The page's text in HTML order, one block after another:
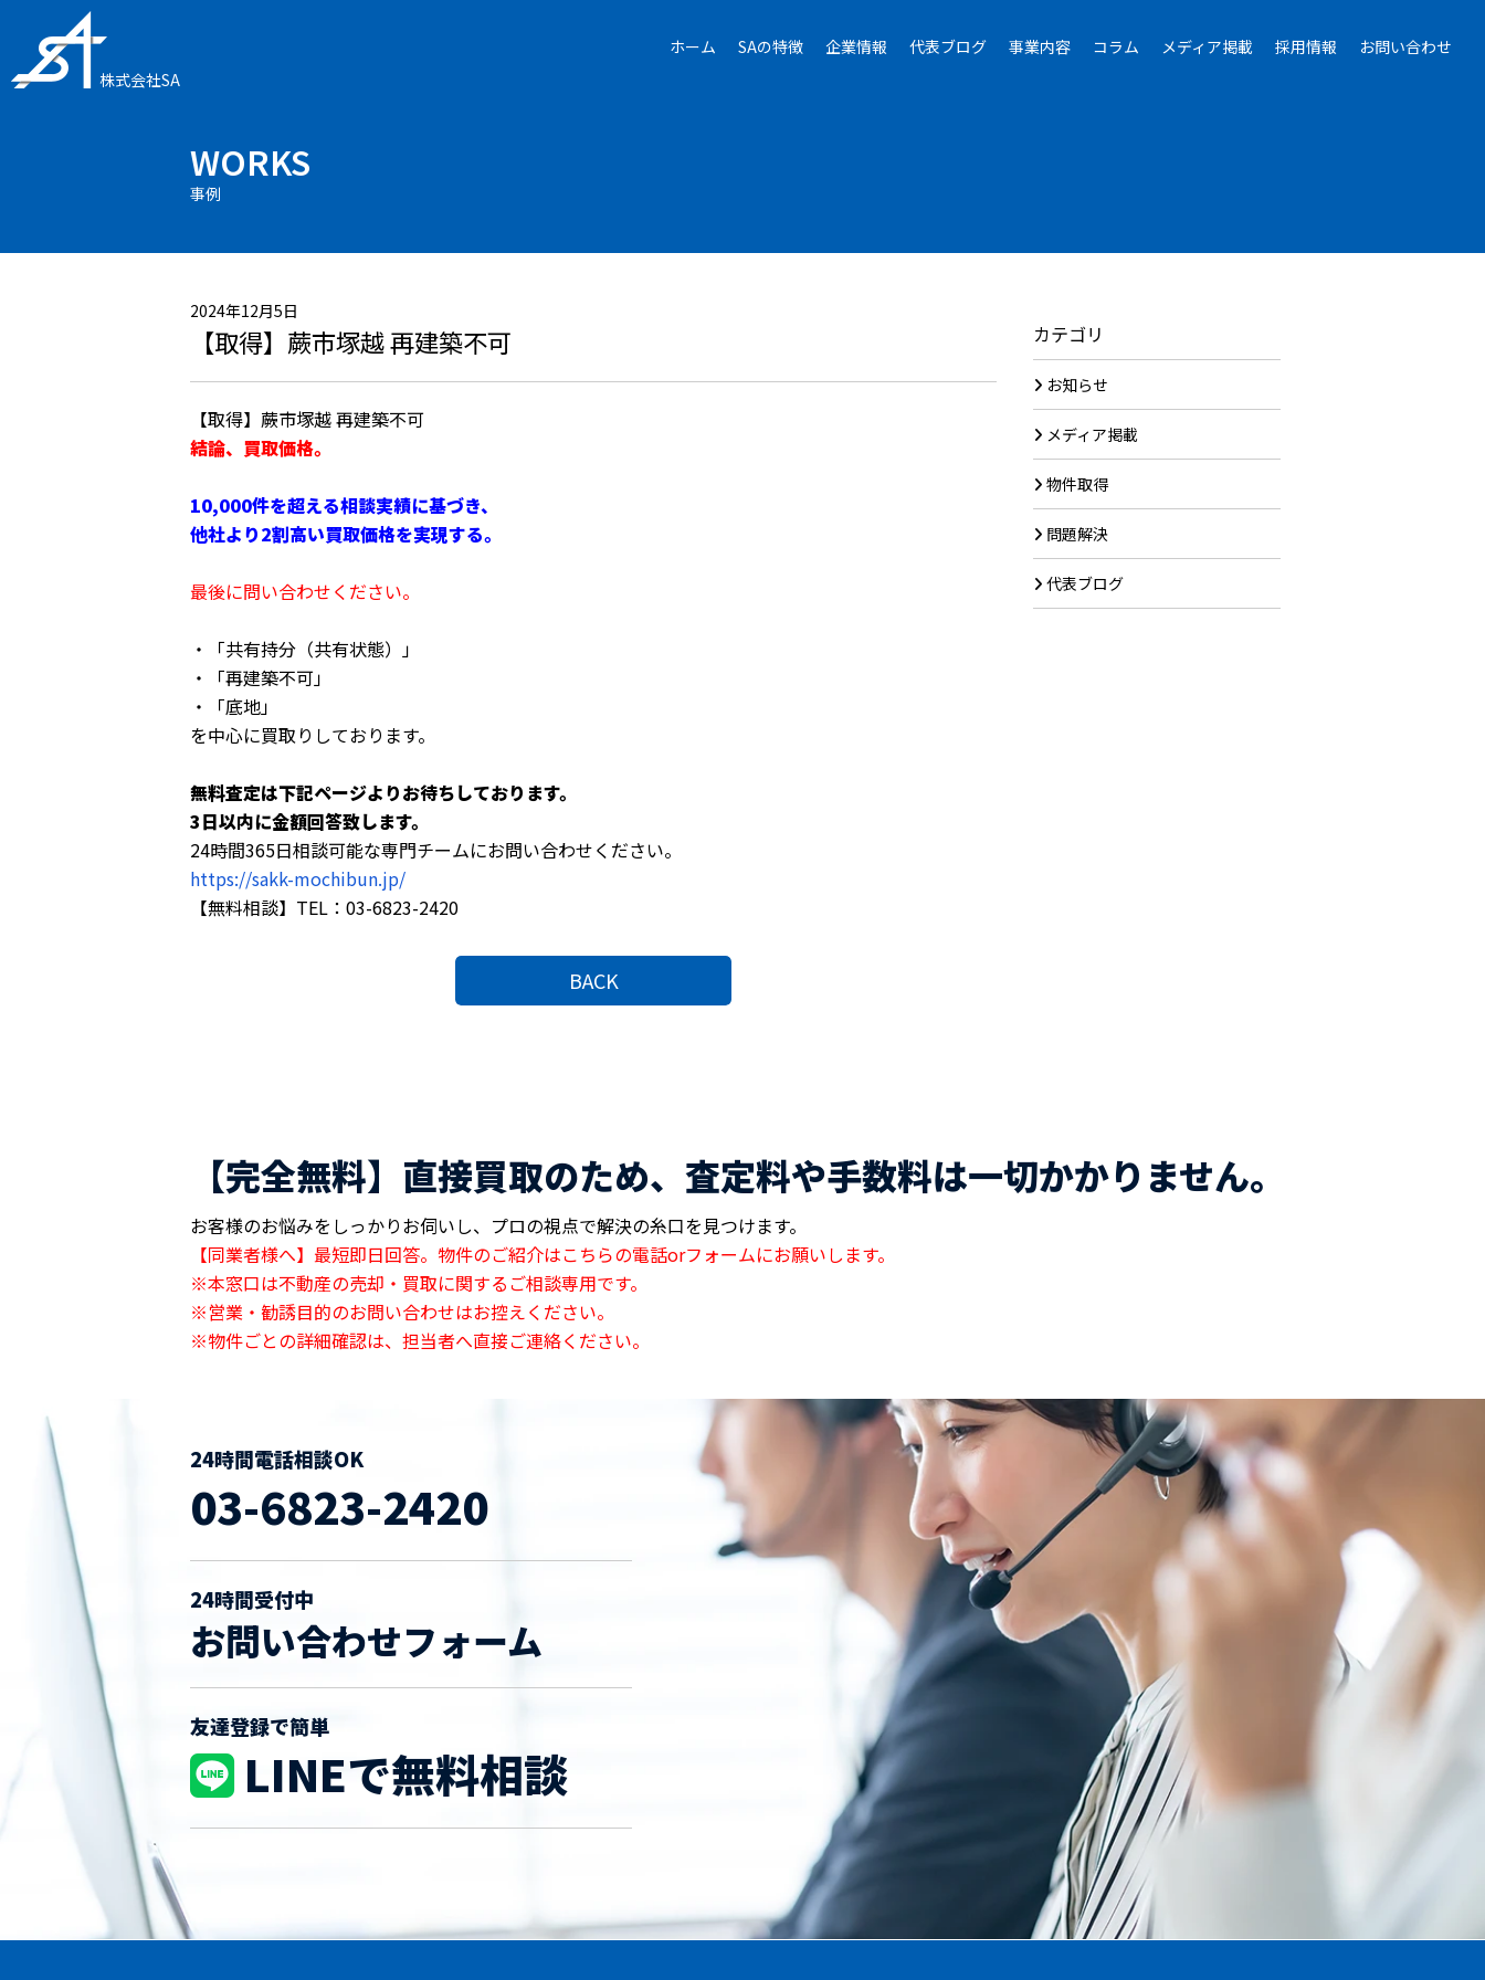
株式会社SA
ホーム SAの特徴 企業情報 代表ブログ 事業内容 コラム メディア掲載 採用情報 お問い合わせ
WORKS
事例
2024年12月5日
【取得】蕨市塚越 再建築不可
【取得】蕨市塚越 再建築不可
結論、買取価格。
10,000件を超える相談実績に基づき、
他社より2割高い買取価格を実現する。
最後に問い合わせください。
・「共有持分（共有状態）」
・「再建築不可」
・「底地」
を中心に買取りしております。
無料査定は下記ページよりお待ちしております。
3日以内に金額回答致します。
24時間365日相談可能な専門チームにお問い合わせください。
https://sakk-mochibun.jp/
【無料相談】TEL：03-6823-2420
BACK
カテゴリ
お知らせ
メディア掲載
物件取得
問題解決
代表ブログ
【完全無料】直接買取のため、査定料や手数料は一切かかりません。
お客様のお悩みをしっかりお伺いし、プロの視点で解決の糸口を見つけます。
【同業者様へ】最短即日回答。物件のご紹介はこちらの電話orフォームにお願いします。
※本窓口は不動産の売却・買取に関するご相談専用です。
※営業・勧誘目的のお問い合わせはお控えください。
※物件ごとの詳細確認は、担当者へ直接ご連絡ください。
24時間電話相談OK
03-6823-2420
24時間受付中
お問い合わせフォーム
友達登録で簡単
LINEで無料相談